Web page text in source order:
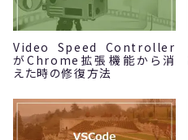
Video Speed Controller
がChrome拡張機能から消
えた時の修復方法